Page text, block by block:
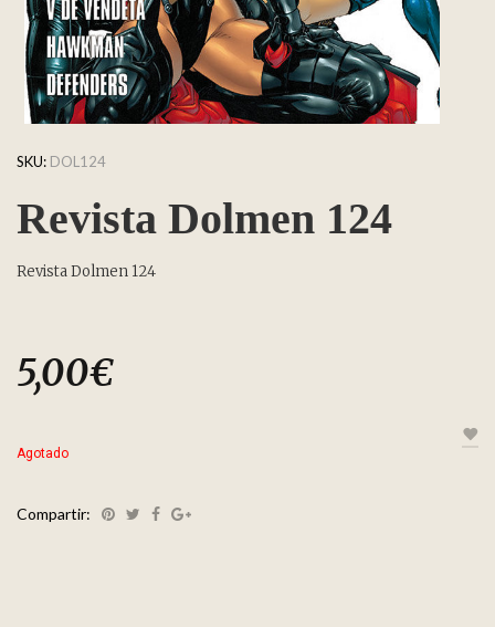
SKU: DOL124
Revista Dolmen 124
Revista Dolmen 124
5,00€
Agotado
Compartir: